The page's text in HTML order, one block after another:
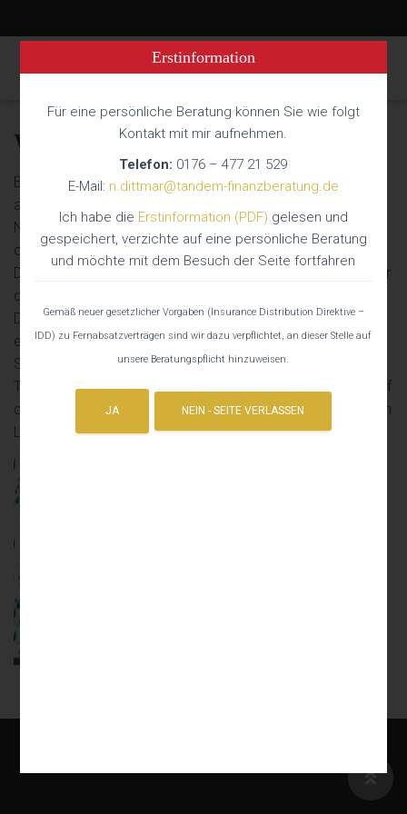
Wohngebäudeversicherung
Ein Gebäudeschaden der nicht über eine Versicherung
abgedeckt ist, hat oft weitreichende finanzielle Folgen.
Nicht selten muss auf Ersparnisse zurückgegriffen werden
oder es ist eine Aufnahme eines weiteren Kredits nötig.
Dies belastet natürlich viele Hausbesitzer und oft wird sogar
dadurch die Existenz bedroht.
Die Wohngebäudeversicherung bietet dem Kunden nach
einem Feuer-, Leitungswasser-, Sturm- und Hagelschaden
Schutz vor finanziellen Folgen und garantiert bei
Totalschaden den Wiederaufbau. Somit muss man nicht auf
die eigenen vier Wände verzichten und kann den gewohnten
Lebensstandard beibehalten.
Erstinformation
Für eine persönliche Beratung können Sie wie folgt
Kontakt mit mir aufnehmen.
Telefon: 0176 – 477 21 529
E-Mail: n.dittmar@tandem-finanzberatung.de
Ich habe die Erstinformation (PDF) gelesen und
gespeichert, verzichte auf eine persönliche Beratung
und möchte mit dem Besuch der Seite fortfahren
Gemäß neuer gesetzlicher Vorgaben (Insurance Distribution Direktive –
IDD) zu Fernabsatzverträgen sind wir dazu verpflichtet, an dieser Stelle auf
unsere Beratungspflicht hinzuweisen.